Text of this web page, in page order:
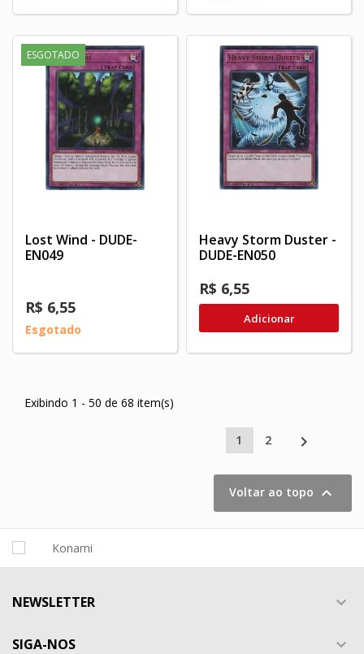
ESGOTADO
Lost Wind - DUDE-
EN049
R$ 6,55
Esgotado
Heavy Storm Duster -
DUDE-EN050
R$ 6,55
Adicionar
Exibindo 1 - 50 de 68 item(s)
1 2 
Voltar ao topo 
NEWSLETTER 
SIGA-NOS 